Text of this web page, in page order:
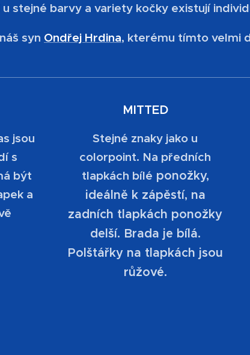
u stejné barvy a variety kočky existují
syn Ondřej Hrdina, kterému tímto velmi
jsou
s
být
a
MITTED
Stejné znaky jako u
colorpoint. Na předních
tlapkách bílé ponožky,
ideálně k zápěstí, na
zadních tlapkách ponožky
delší. Brada je bílá.
Polštářky na tlapkách jsou
růžové.